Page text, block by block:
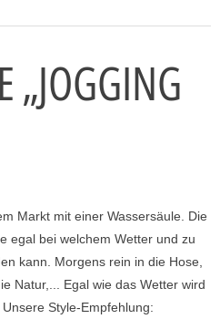
„JOGGING
Markt mit einer Wassersäule. Die
egal bei welchem Wetter und zu
kann. Morgens rein in die Hose,
Natur,... Egal wie das Wetter wird
Style-Empfehlung: